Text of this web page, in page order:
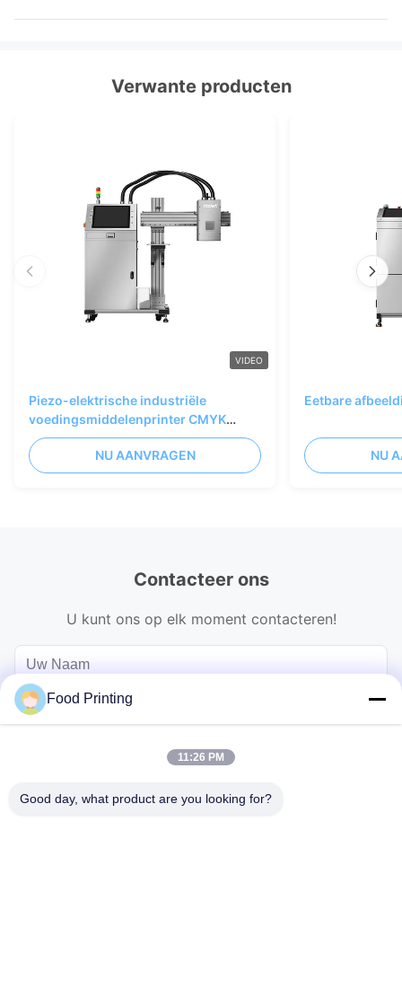
Verwante producten
VIDEO
Piezo-elektrische industriële
voedingsmiddelenprinter CMYK
volkleur 75m/min
NU AANVRAGEN
Eetbare
NU
Contacteer ons
U kunt ons op elk moment contacteren!
Food Printing
11:26 PM
Good day, what product are you looking for?